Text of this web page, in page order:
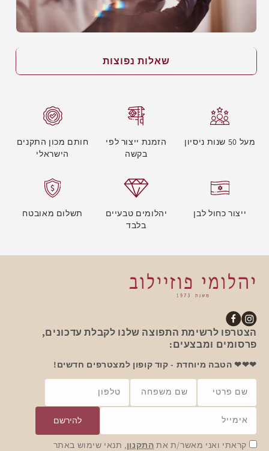
שאלות נפוצות
מעל 50 שנות ניסיון
הזמנת ייצור לפי
בקשה
חותם מכון התקנים
הישראלי
ייצור כחול לבן
יהלומים טבעיים
בלבד
תשלום מאובטח
אינסטגרם
פייסבוק
הצטרפו לרשימת התפוצה שלנו לקבלת עדכונים,
פרסומים ומבצעים:
❤❤❤ הטבה מיוחדת - קוד קופון למצטרפים חדשים!
שם פרטי שם משפחה טלפון
אימייל להירשם
קראתי ואני מאשר/ת את התקנון, תנאי שימוש באתר